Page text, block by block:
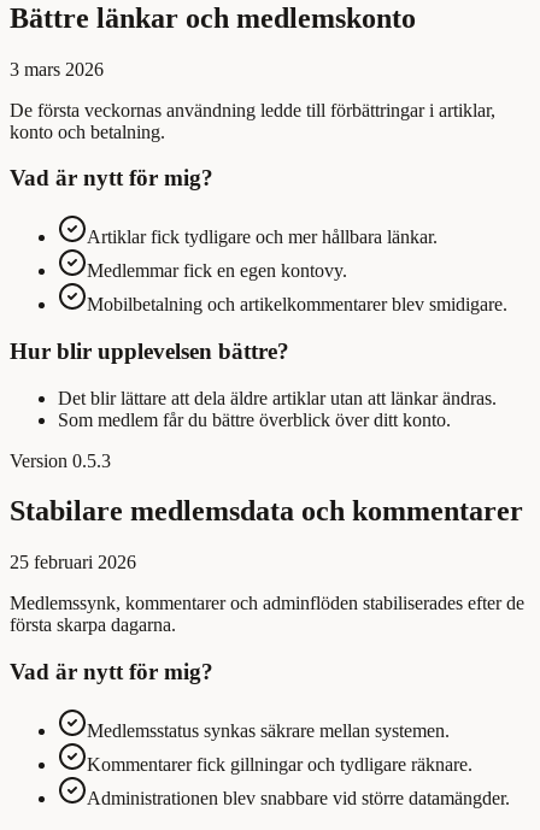
Bättre länkar och medlemskonto
3 mars 2026
De första veckornas användning ledde till förbättringar i artiklar,
konto och betalning.
Vad är nytt för mig?
Artiklar fick tydligare och mer hållbara länkar.
Medlemmar fick en egen kontovy.
Mobilbetalning och artikelkommentarer blev smidigare.
Hur blir upplevelsen bättre?
Det blir lättare att dela äldre artiklar utan att länkar ändras.
Som medlem får du bättre överblick över ditt konto.
Version 0.5.3
Stabilare medlemsdata och kommentarer
25 februari 2026
Medlemssynk, kommentarer och adminflöden stabiliserades efter de
första skarpa dagarna.
Vad är nytt för mig?
Medlemsstatus synkas säkrare mellan systemen.
Kommentarer fick gillningar och tydligare räknare.
Administrationen blev snabbare vid större datamängder.